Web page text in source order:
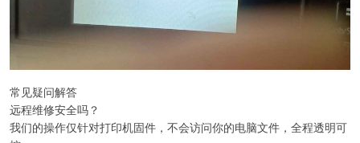
常见疑问解答
远程维修安全吗？
我们的操作仅针对打印机固件，不会访问你的电脑文件，全程透明可